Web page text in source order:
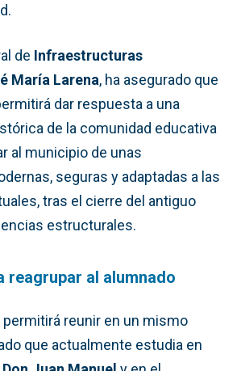
de Infraestructuras
María Larena, ha asegurado que
dar respuesta a una
de la comunidad educativa
al municipio de unas
seguras y adaptadas a las
tras el cierre del antiguo
estructurales.
reagrupar al alumnado
reunir en un mismo
que actualmente estudia en